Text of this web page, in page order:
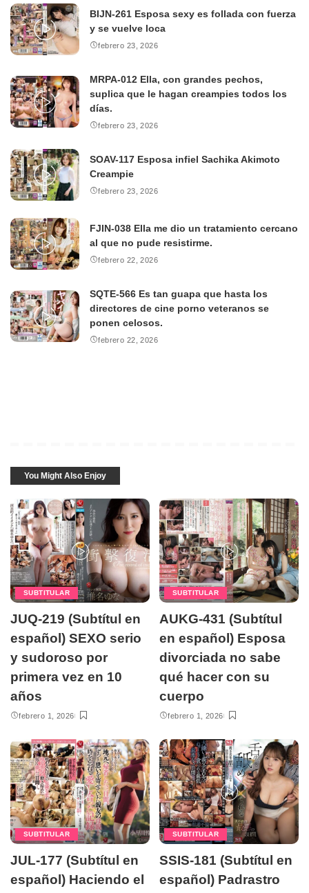
BIJN-261 Esposa sexy es follada con fuerza
y se vuelve loca
febrero 23, 2026
MRPA-012 Ella, con grandes pechos,
suplica que le hagan creampies todos los
días.
febrero 23, 2026
SOAV-117 Esposa infiel Sachika Akimoto
Creampie
febrero 23, 2026
FJIN-038 Ella me dio un tratamiento cercano
al que no pude resistirme.
febrero 22, 2026
SQTE-566 Es tan guapa que hasta los
directores de cine porno veteranos se
ponen celosos.
febrero 22, 2026
You Might Also Enjoy
SUBTITULAR
JUQ-219 (Subtítul en
español) SEXO serio
y sudoroso por
primera vez en 10
años
febrero 1, 2026
SUBTITULAR
AUKG-431 (Subtítul
en español) Esposa
divorciada no sabe
qué hacer con su
cuerpo
febrero 1, 2026
SUBTITULAR
JUL-177 (Subtítul en
español) Haciendo el
SUBTITULAR
SSIS-181 (Subtítul en
español) Padrastro